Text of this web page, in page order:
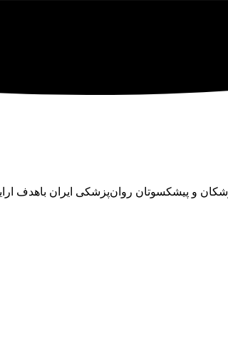
سال ۱۳۴۵ با تلاش تنی چند از روان‌پزشکان و پیشکسوتان